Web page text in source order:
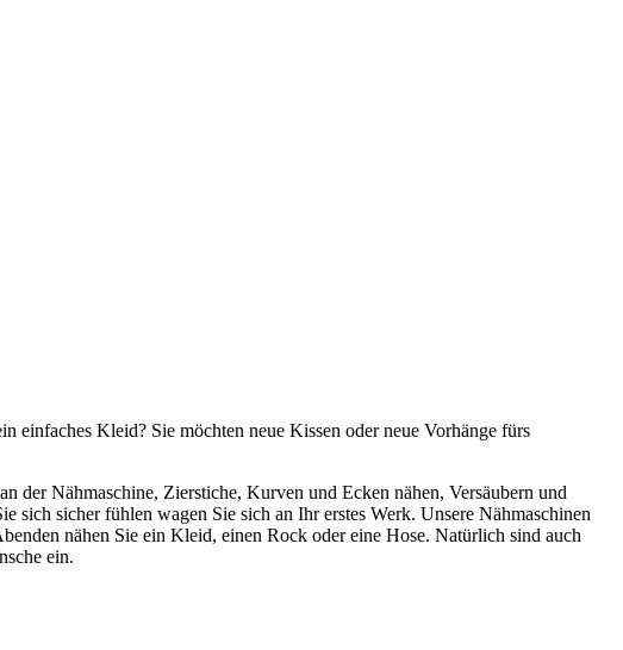
einfaches Kleid? Sie möchten neue Kissen oder neue Vorhänge fürs
der Nähmaschine, Zierstiche, Kurven und Ecken nähen, Versäubern und
sich sicher fühlen wagen Sie sich an Ihr erstes Werk. Unsere Nähmaschinen
nähen Sie ein Kleid, einen Rock oder eine Hose. Natürlich sind auch
ein.